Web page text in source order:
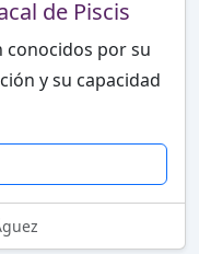
de Piscis
conocidos por su
y su capacidad